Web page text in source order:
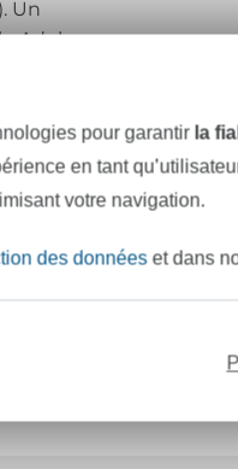
Un
Adobe
mail
et
Il
à la
en
pour
pour garantir la
en tant
votre navigation.
des donnéeset dans